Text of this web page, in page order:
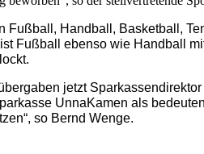
Fußball, Handball, Basketball,
Fußball ebenso wie Handball
jetzt
UnnaKamen als
so Bernd Wenge.